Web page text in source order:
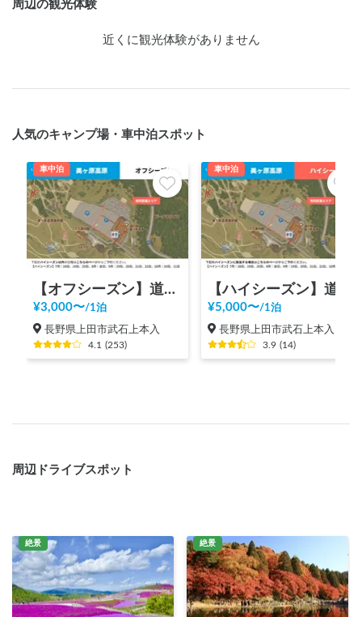
周辺の観光体験
近くに観光体験がありません
人気のキャンプ場・車中泊スポット
車中泊
【オフシーズン】道の駅 美ヶ原高原
¥3,000〜/1泊
長野県上田市武石上本入
4.1 (253)
車中泊
¥5,000〜/1泊
長野県上田市武石上本入
3.9 (14)
周辺ドライブスポット
絶景 絶景